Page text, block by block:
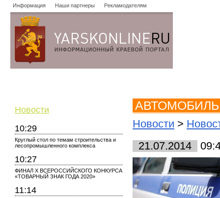
Информация Наши партнеры Рекламодателям
Новости
10:29
Круглый стол по темам строительства и
лесопромышленного комплекса
10:27
ФИНАЛ X ВСЕРОССИЙСКОГО КОНКУРСА
«ТОВАРНЫЙ ЗНАК ГОДА 2020»
11:14
АВТОМОБИЛЬ
Новости >
21.07.2014